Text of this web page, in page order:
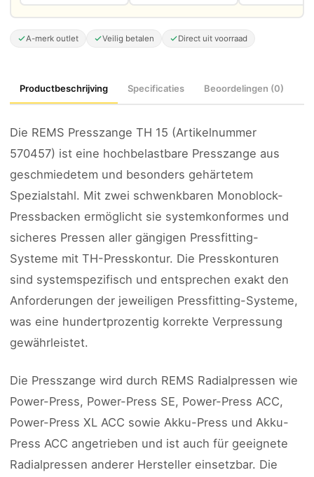
A-merk outlet Veilig betalen Direct uit voorraad
Productbeschrijving Specificaties Beoordelingen (0)
Die REMS Presszange TH 15 (Artikelnummer
570457) ist eine hochbelastbare Presszange aus
geschmiedetem und besonders gehärtetem
Spezialstahl. Mit zwei schwenkbaren Monoblock-
Pressbacken ermöglicht sie systemkonformes und
sicheres Pressen aller gängigen Pressfitting-
Systeme mit TH-Presskontur. Die Presskonturen
sind systemspezifisch und entsprechen exakt den
Anforderungen der jeweiligen Pressfitting-Systeme,
was eine hundertprozentig korrekte Verpressung
gewährleistet.
Die Presszange wird durch REMS Radialpressen wie
Power-Press, Power-Press SE, Power-Press ACC,
Power-Press XL ACC sowie Akku-Press und Akku-
Press ACC angetrieben und ist auch für geeignete
Radialpressen anderer Hersteller einsetzbar. Die